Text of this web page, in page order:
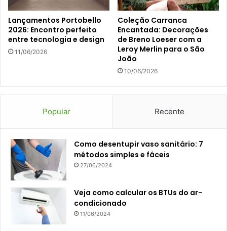
Lançamentos Portobello
2026: Encontro perfeito
entre tecnologia e design
11/06/2026
Coleção Carranca
Encantada: Decorações
de Breno Loeser com a
Leroy Merlin para o São
João
10/06/2026
Popular Recente
Como desentupir vaso sanitário: 7
métodos simples e fáceis
27/06/2024
Veja como calcular os BTUs do ar-
condicionado
11/06/2024